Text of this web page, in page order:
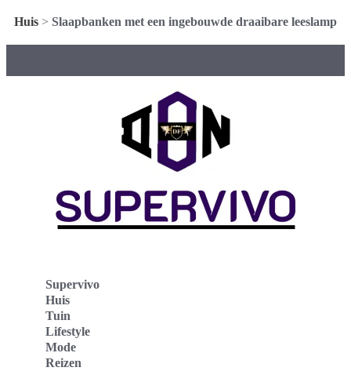
Huis > Slaapbanken met een ingebouwde draaibare leeslamp
Supervivo
Huis
Tuin
Lifestyle
Mode
Reizen